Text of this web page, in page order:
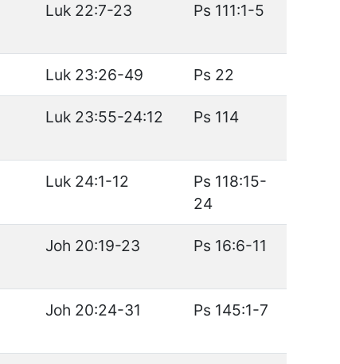
Luk 22:7-23 Ps 111:1-5
Luk 23:26-49 Ps 22
Luk 23:55-24:12 Ps 114
Luk 24:1-12
Ps 118:15-
24
Joh 20:19-23 Ps 16:6-11
Joh 20:24-31 Ps 145:1-7